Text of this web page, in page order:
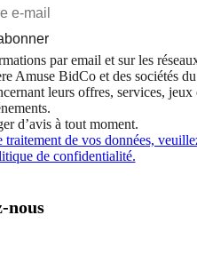
par email et sur les
Amuse BidCo et des sociétés du
leurs offres, services, jeux
d’avis à tout moment.
de vos données,
de confidentialité.
nous